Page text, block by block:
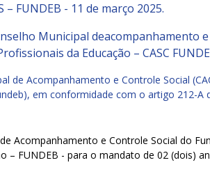
FUNDEB - 11 de março 2025.
Municipal deacompanhamento
da Educação – CASC
de Acompanhamento e Controle Social
em conformidade com o artigo 212-
Acompanhamento e Controle Social do
– FUNDEB - para o mandato de 02 (dois)